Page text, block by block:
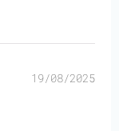
19/08/2025